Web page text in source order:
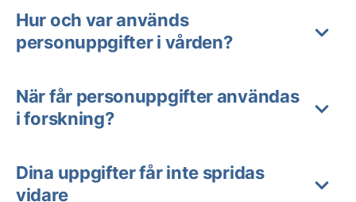
Hur och var används
personuppgifter i vården?
När får personuppgifter användas
i forskning?
Dina uppgifter får inte spridas
vidare